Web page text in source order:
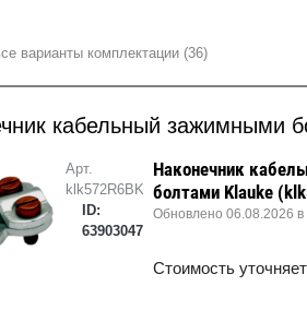
варианты комплектации (36)
кабельный зажимными
Арт.
klk572R6BK
ID:
63903047
Наконечник
болтами Klauke
Обновлено 06.08.2026 в
Стоимость